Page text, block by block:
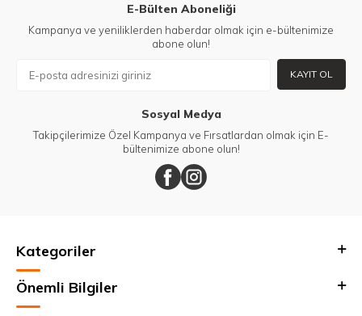
E-Bülten Aboneliği
Kampanya ve yeniliklerden haberdar olmak için e-bültenimize
abone olun!
KAYIT OL
Sosyal Medya
Takipçilerimize Özel Kampanya ve Fırsatlardan olmak için E-
bültenimize abone olun!
Kategoriler
Önemli Bilgiler